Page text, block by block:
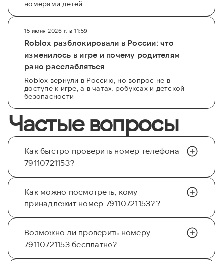
номерами детей
15 июня 2026 г. в 11:59
Roblox разблокировали в России: что
изменилось в игре и почему родителям
рано расслабляться
Roblox вернули в Россию, но вопрос не в
доступе к игре, а в чатах, робуксах и детской
безопасности
Частые вопросы
Как быстро проверить номер телефона
79110721153?
Как можно посмотреть, кому
принадлежит номер 79110721153??
Возможно ли проверить номеру
79110721153 бесплатно?